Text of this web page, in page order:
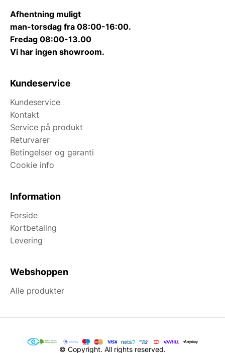
Afhentning muligt
man-torsdag fra 08:00-16:00.
Fredag 08:00-13.00
Vi har ingen showroom.
Kundeservice
Kundeservice
Kontakt
Service på produkt
Returvarer
Betingelser og garanti
Cookie info
Information
Forside
Kortbetaling
Levering
Webshoppen
Alle produkter
© Copyright. All rights reserved.